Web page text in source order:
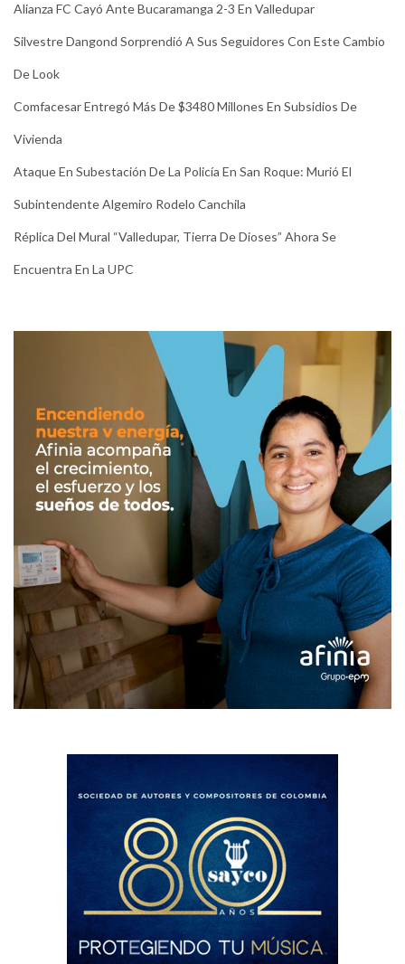
Alianza FC Cayó Ante Bucaramanga 2-3 En Valledupar
Silvestre Dangond Sorprendió A Sus Seguidores Con Este Cambio
De Look
Comfacesar Entregó Más De $3480 Millones En Subsidios De
Vivienda
Ataque En Subestación De La Policía En San Roque: Murió El
Subintendente Algemiro Rodelo Canchila
Réplica Del Mural “Valledupar, Tierra De Dioses” Ahora Se
Encuentra En La UPC